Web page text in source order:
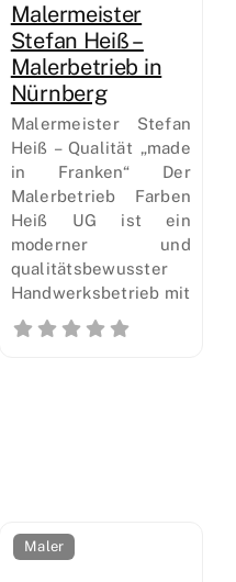
Malermeister
Stefan Heiß –
Malerbetrieb in
Nürnberg
Malermeister Stefan
Heiß – Qualität „made
in Franken“ Der
Malerbetrieb Farben
Heiß UG ist ein
moderner und
qualitätsbewusster
Handwerksbetrieb mit
Maler